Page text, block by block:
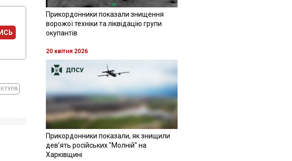
Прикордонники показали знищення
ворожої техніки та ліквідацію групи
окупантів
20 квітня 2026
Прикордонники показали, як знищили
девʼять російських "Молній" на
Харківщині